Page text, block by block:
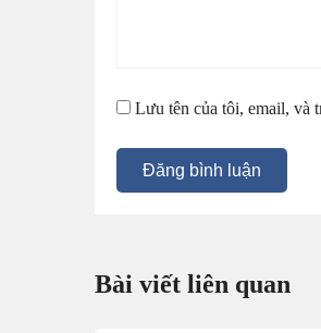
Lưu tên của tôi, email, và
Đăng bình luận
Bài viết liên quan